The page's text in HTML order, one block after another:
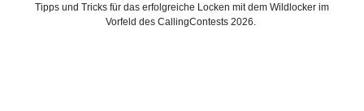
Tipps und Tricks für das erfolgreiche Locken mit dem Wildlocker im
Vorfeld des CallingContests 2026.